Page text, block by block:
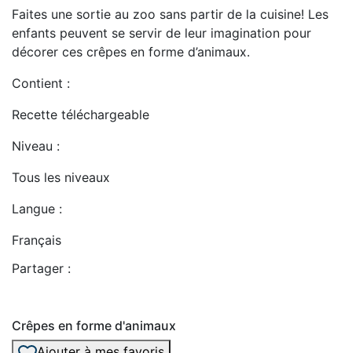
Faites une sortie au zoo sans partir de la cuisine! Les
enfants peuvent se servir de leur imagination pour
décorer ces crêpes en forme d’animaux.
Contient :
Recette téléchargeable
Niveau :
Tous les niveaux
Langue :
Français
Partager :
Crêpes en forme d'animaux